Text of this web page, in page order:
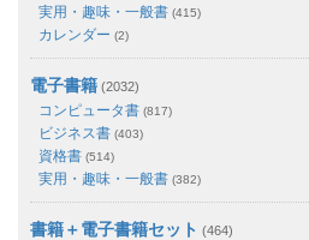
実用・趣味・一般書 (415)
カレンダー (2)
電子書籍 (2032)
コンピュータ書 (817)
ビジネス書 (403)
資格書 (514)
実用・趣味・一般書 (382)
書籍＋電子書籍セット (464)